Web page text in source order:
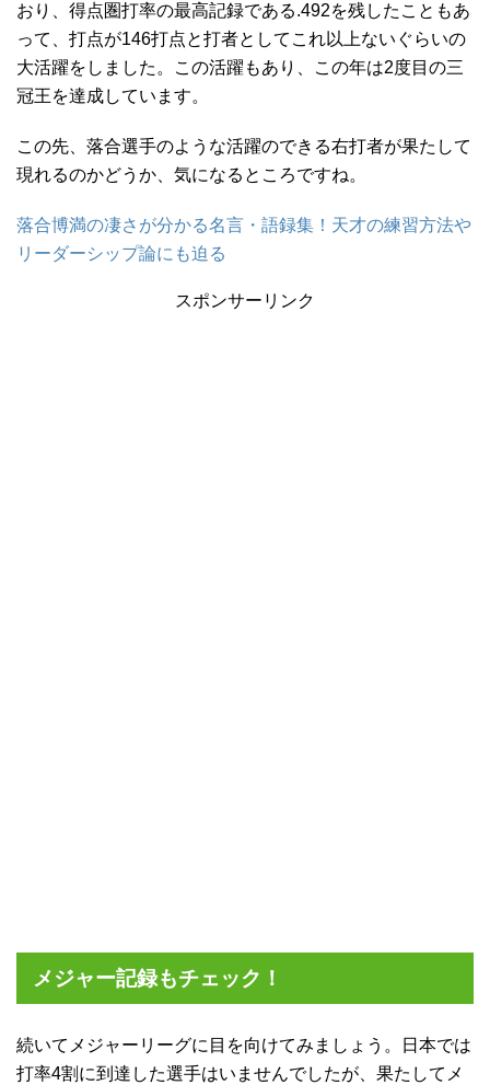
おり、得点圏打率の最高記録である.492を残したこともあ
って、打点が146打点と打者としてこれ以上ないぐらいの
大活躍をしました。この活躍もあり、この年は2度目の三
冠王を達成しています。
この先、落合選手のような活躍のできる右打者が果たして
現れるのかどうか、気になるところですね。
落合博満の凄さが分かる名言・語録集！天才の練習方法や
リーダーシップ論にも迫る
スポンサーリンク
メジャー記録もチェック！
続いてメジャーリーグに目を向けてみましょう。日本では
打率4割に到達した選手はいませんでしたが、果たしてメ